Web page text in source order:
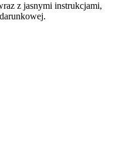
z jasnymi instrukcjami,